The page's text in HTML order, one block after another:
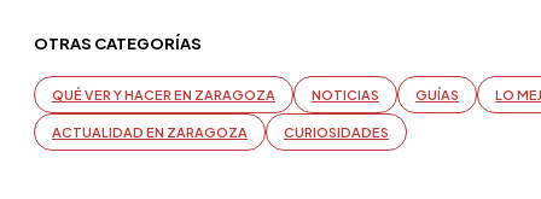
OTRAS CATEGORÍAS
QUÉ VER Y HACER EN ZARAGOZA NOTICIAS GUÍAS LO
ACTUALIDAD EN ZARAGOZA CURIOSIDADES